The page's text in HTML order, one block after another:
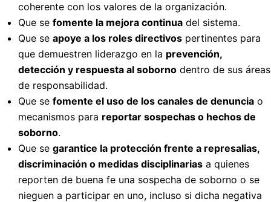
coherente con los valores de la organización.
Que se fomente la mejora continua del sistema.
Que se apoye a los roles directivos pertinentes para
que demuestren liderazgo en la prevención,
detección y respuesta al soborno dentro de sus áreas
de responsabilidad.
Que se fomente el uso de los canales de denuncia o
mecanismos para reportar sospechas o hechos de
soborno.
Que se garantice la protección frente a represalias,
discriminación o medidas disciplinarias a quienes
reporten de buena fe una sospecha de soborno o se
nieguen a participar en uno, incluso si dicha negativa